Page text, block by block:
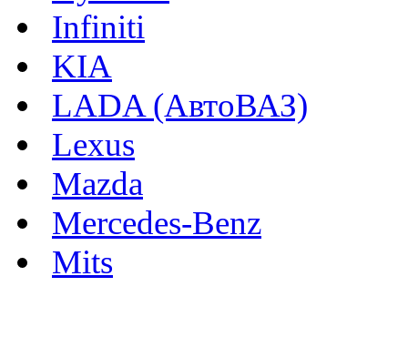
Infiniti
KIA
LADA (АвтоВАЗ)
Lexus
Mazda
Mercedes-Benz
Mits